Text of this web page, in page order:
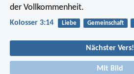
der Vollkommenheit.
Kolosser 3:14 Liebe Gemeinschaft
Nächster Vers!
Mit Bild